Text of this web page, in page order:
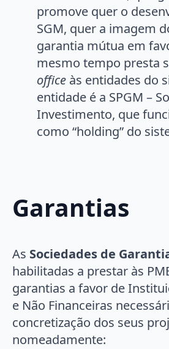
promove quer o
SGM, quer a imagem
garantia mútua em
mesmo tempo presta
office às entidades do
entidade é a SPGM –
Investimento, que
como “holding” do
Garantias
As Sociedades de
habilitadas a prestar às
garantias a favor de
e Não Financeiras
concretização dos seus
nomeadamente: